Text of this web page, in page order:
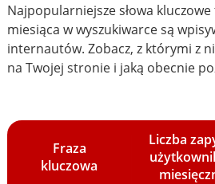
Najpopularniejsze słowa
miesiąca w wyszukiwarce są
internautów. Zobacz, z którymi z
na Twojej stronie i jaką obecnie
Fraza
kluczowa
Liczba